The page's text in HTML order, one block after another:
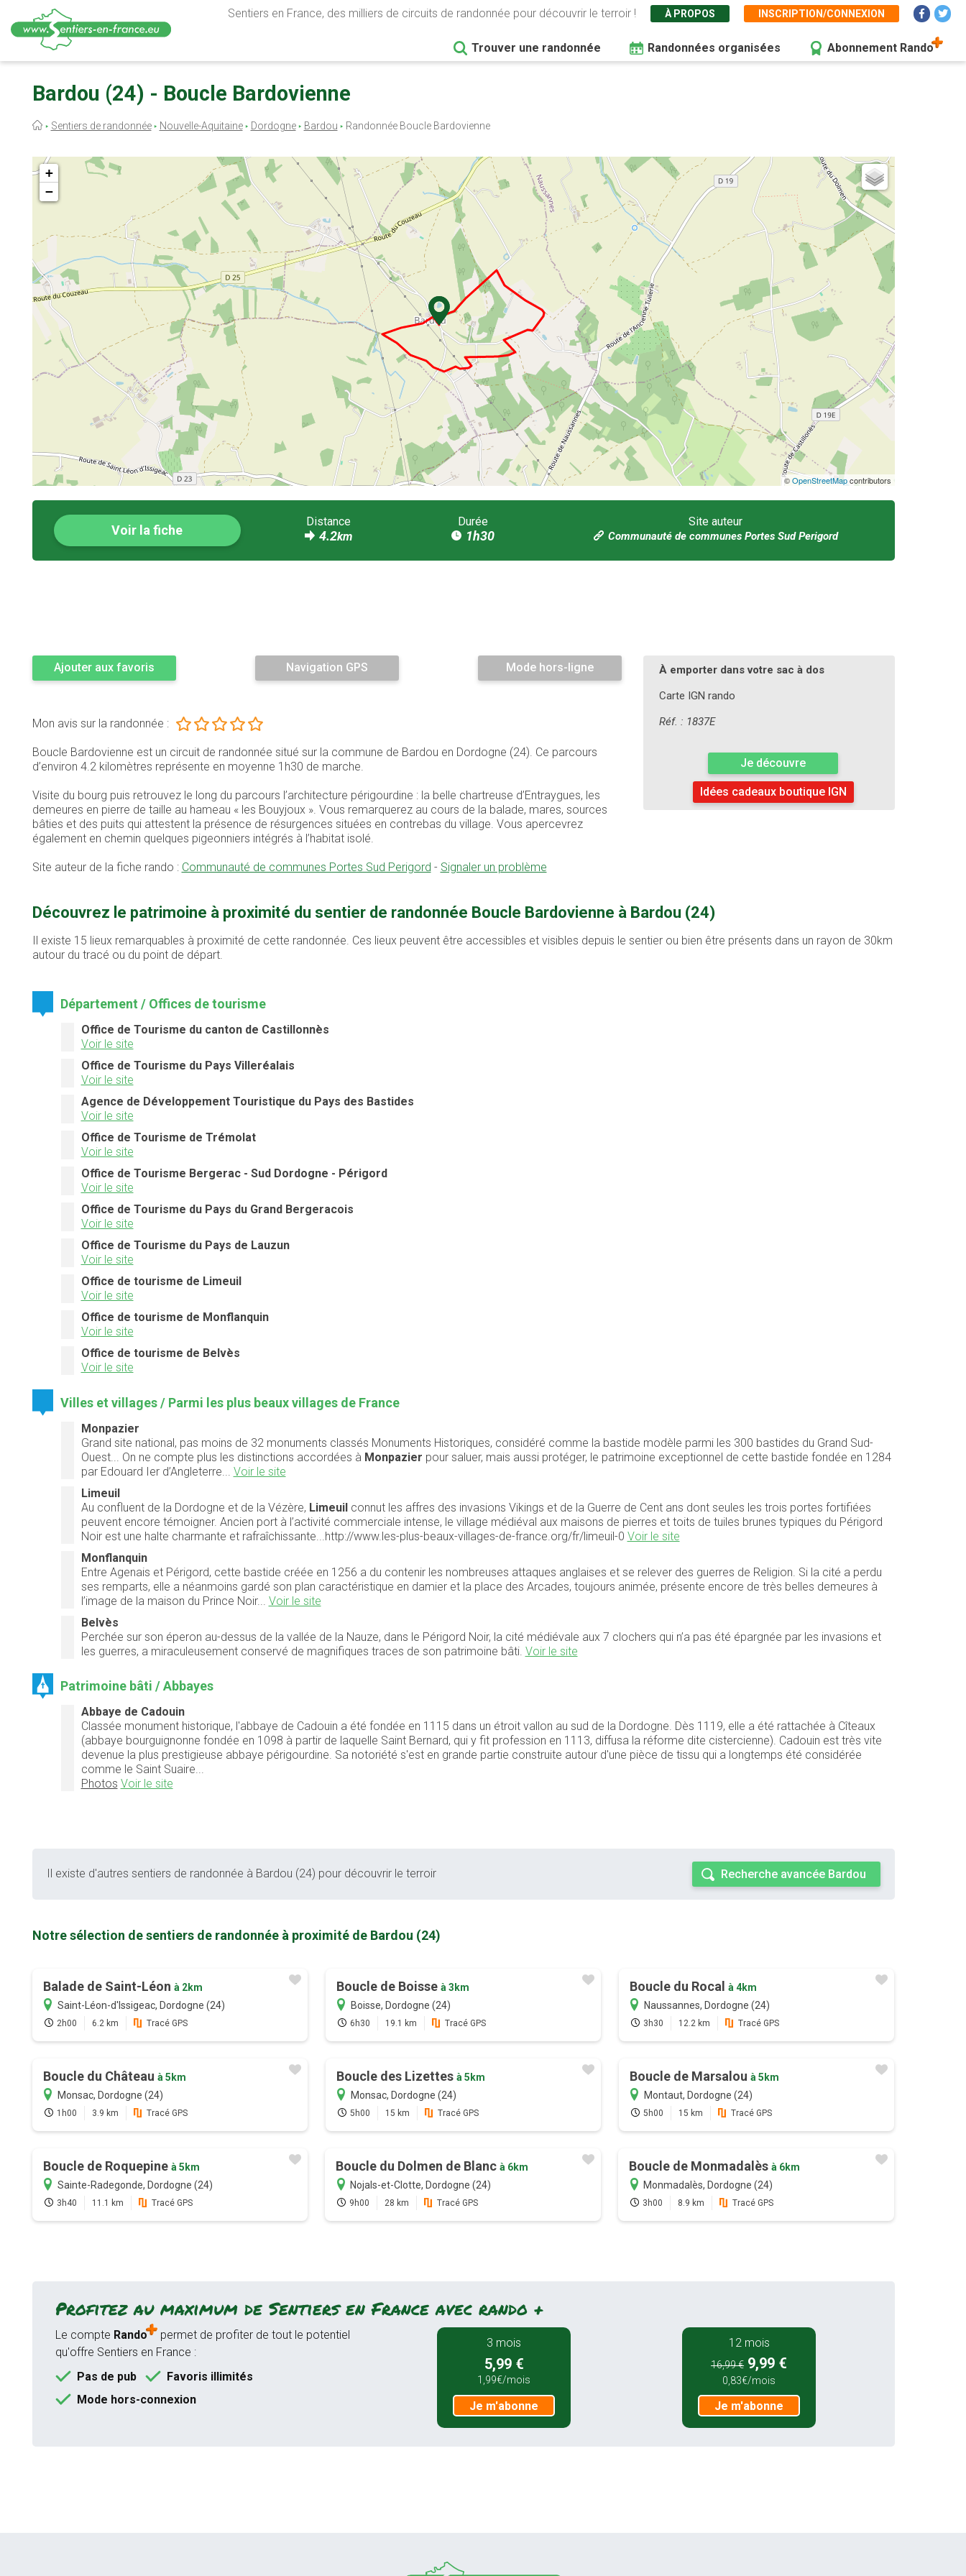
contenu
Sentiers en France, des milliers de circuits de randonnée pour découvrir le terroir ! À PROPOS INSCRIPTION/CONNEXION
Trouver une randonnée Randonnées organisées Abonnement Rando
Bardou (24) - Boucle Bardovienne
Fil
Sentiers de randonnée Nouvelle-Aquitaine Dordogne Bardou Randonnée Boucle Bardovienne
+
−
©OpenStreetMapcontributors
Voir la fiche
Distance
4.2km
Durée
1h30
Site auteur
Communauté de communes Portes Sud Perigord
Ajouter aux favoris Navigation GPS Mode hors-ligne
Mon avis sur la randonnée :
Boucle Bardovienne est un circuit de randonnée situé sur la commune de Bardou en Dordogne (24). Ce parcours
d’environ 4.2 kilomètres représente en moyenne 1h30 de marche.
Visite du bourg puis retrouvez le long du parcours l’architecture périgourdine : la belle chartreuse d’Entraygues, les
demeures en pierre de taille au hameau « les Bouyjoux ». Vous remarquerez au cours de la balade, mares, sources
bâties et des puits qui attestent la présence de résurgences situées en contrebas du village. Vous apercevrez
également en chemin quelques pigeonniers intégrés à l’habitat isolé.
Site auteur de la fiche rando : Communauté de communes Portes Sud Perigord - Signaler un problème
À emporter dans votre sac à dos
Carte IGN rando
Réf. : 1837E
Je découvre
Idées cadeaux boutique IGN
Découvrez le patrimoine à proximité du sentier de randonnée Boucle Bardovienne à Bardou (24)
Il existe 15 lieux remarquables à proximité de cette randonnée. Ces lieux peuvent être accessibles et visibles depuis le sentier ou bien être présents dans un rayon de 30km
autour du tracé ou du point de départ.
Département / Offices de tourisme
Office de Tourisme du canton de Castillonnès
Voir le site
Office de Tourisme du Pays Villeréalais
Voir le site
Agence de Développement Touristique du Pays des Bastides
Voir le site
Office de Tourisme de Trémolat
Voir le site
Office de Tourisme Bergerac - Sud Dordogne - Périgord
Voir le site
Office de Tourisme du Pays du Grand Bergeracois
Voir le site
Office de Tourisme du Pays de Lauzun
Voir le site
Office de tourisme de Limeuil
Voir le site
Office de tourisme de Monflanquin
Voir le site
Office de tourisme de Belvès
Voir le site
Villes et villages / Parmi les plus beaux villages de France
Monpazier
Grand site national, pas moins de 32 monuments classés Monuments Historiques, considéré comme la bastide modèle parmi les 300 bastides du Grand Sud-
Ouest... On ne compte plus les distinctions accordées à Monpazier pour saluer, mais aussi protéger, le patrimoine exceptionnel de cette bastide fondée en 1284
par Edouard Ier d’Angleterre... Voir le site
Limeuil
Au confluent de la Dordogne et de la Vézère, Limeuilconnut les affres des invasions Vikings et de la Guerre de Cent ans dont seules les trois portes fortifiées
peuvent encore témoigner. Ancien port à l’activité commerciale intense, le village médiéval aux maisons de pierres et toits de tuiles brunes typiques du Périgord
Noir est une halte charmante et rafraîchissante...http://www.les-plus-beaux-villages-de-france.org/fr/limeuil-0 Voir le site
Monflanquin
Entre Agenais et Périgord, cette bastide créée en 1256 a du contenir les nombreuses attaques anglaises et se relever des guerres de Religion. Si la cité a perdu
ses remparts, elle a néanmoins gardé son plan caractéristique en damier et la place des Arcades, toujours animée, présente encore de très belles demeures à
l’image de la maison du Prince Noir... Voir le site
Belvès
Perchée sur son éperon au-dessus de la vallée de la Nauze, dans le Périgord Noir, la cité médiévale aux 7 clochers qui n’a pas été épargnée par les invasions et
les guerres, a miraculeusement conservé de magnifiques traces de son patrimoine bâti. Voir le site
Patrimoine bâti / Abbayes
Abbaye de Cadouin
Classée monument historique, l'abbaye de Cadouin a été fondée en 1115 dans un étroit vallon au sud de la Dordogne. Dès 1119, elle a été rattachée à Cîteaux
(abbaye bourguignonne fondée en 1098 à partir de laquelle Saint Bernard, qui y fit profession en 1113, diffusa la réforme dite cistercienne). Cadouin est très vite
devenue la plus prestigieuse abbaye périgourdine. Sa notoriété s'est en grande partie construite autour d'une pièce de tissu qui a longtemps été considérée
comme le Saint Suaire...
Photos Voir le site
Il existe d'autres sentiers de randonnée à Bardou (24) pour découvrir le terroir Recherche avancée Bardou
Notre sélection de sentiers de randonnée à proximité de Bardou (24)
Balade de Saint-Léon à 2km
Saint-Léon-d'Issigeac, Dordogne (24)
2h00 6.2 km Tracé GPS
Boucle de Boisse à 3km
Boisse, Dordogne (24)
6h30 19.1 km Tracé GPS
Boucle du Rocal
à 4km
Naussannes, Dordogne (24)
3h30 12.2 km Tracé GPS
Boucle du Château à 5km
Monsac, Dordogne (24)
1h00 3.9 km Tracé GPS
Boucle des Lizettes à 5km
Monsac, Dordogne (24)
5h00 15 km Tracé GPS
Boucle de Marsalou à 5km
Montaut, Dordogne (24)
5h00 15 km Tracé GPS
Boucle de Roquepine à 5km
Sainte-Radegonde, Dordogne (24)
3h40 11.1 km Tracé GPS
Boucle du Dolmen de Blancà 6km
Nojals-et-Clotte, Dordogne (24)
9h00 28 km Tracé GPS
Boucle de Monmadalèsà 6km
Monmadalès, Dordogne (24)
3h00 8.9 km Tracé GPS
Profitez au maximum de Sentiers en France avec rando +
Le compte Rando
permet de profiter de tout le potentiel
qu'offre Sentiers en France :
Pas de pub
Favoris illimités
Mode hors-connexion
3 mois
5,99 €
1,99€/mois
Je m'abonne
12 mois
16,99 € 9,99 €
0,83€/mois
Je m'abonne